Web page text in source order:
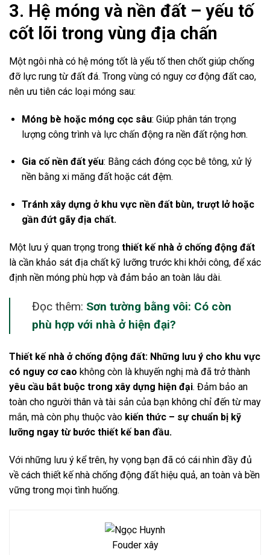
3. Hệ móng và nền đất – yếu tố
cốt lõi trong vùng địa chấn
Một ngôi nhà có hệ móng tốt là yếu tố then chốt giúp chống
đỡ lực rung từ đất đá. Trong vùng có nguy cơ động đất cao,
nên ưu tiên các loại móng sau:
Móng bè hoặc móng cọc sâu: Giúp phân tán trọng
lượng công trình và lực chấn động ra nền đất rộng hơn.
Gia cố nền đất yếu: Bằng cách đóng cọc bê tông, xử lý
nền bằng xi măng đất hoặc cát đệm.
Tránh xây dựng ở khu vực nền đất bùn, trượt lở hoặc
gần đứt gãy địa chất.
Một lưu ý quan trọng trong thiết kế nhà ở chống động đất
là cần khảo sát địa chất kỹ lưỡng trước khi khởi công, để xác
định nền móng phù hợp và đảm bảo an toàn lâu dài.
Đọc thêm: Sơn tường bằng vôi: Có còn
phù hợp với nhà ở hiện đại?
Thiết kế nhà ở chống động đất: Những lưu ý cho khu vực
có nguy cơ cao không còn là khuyến nghị mà đã trở thành
yêu cầu bắt buộc trong xây dựng hiện đại. Đảm bảo an
toàn cho người thân và tài sản của bạn không chỉ đến từ may
mắn, mà còn phụ thuộc vào kiến thức – sự chuẩn bị kỹ
lưỡng ngay từ bước thiết kế ban đầu.
Với những lưu ý kể trên, hy vọng bạn đã có cái nhìn đầy đủ
về cách thiết kế nhà chống động đất hiệu quả, an toàn và bền
vững trong mọi tình huống.